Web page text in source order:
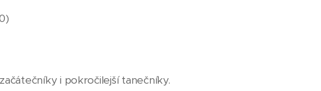
i pokročilejší tanečníky.